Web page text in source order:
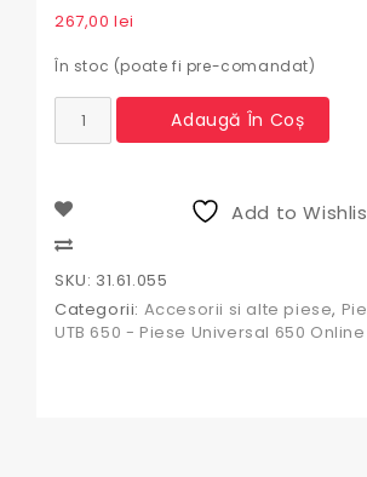
267,00lei
În stoc (poate fi pre-comandat)
Cantitate
Bara
otel
cu
aripioare
blocaj
U650
31.61.055
Adaugă În Coș
Add to
SKU: 31.61.055
Categorii: Accesorii si alte piese,
UTB 650 - Piese Universal 650